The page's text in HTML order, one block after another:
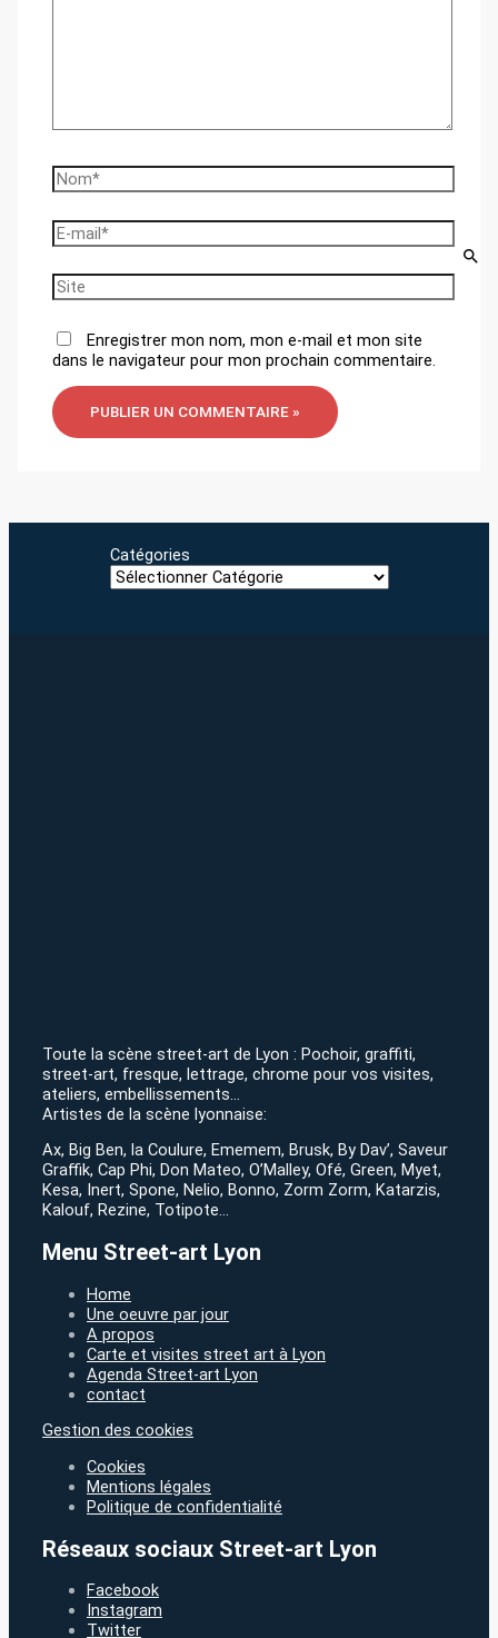
Nom*
E-
mail*
Site
Enregistrer mon nom, mon e-mail et mon site
dans le navigateur pour mon prochain commentaire.
Catégories
Toute la scène street-art de Lyon : Pochoir, graffiti,
street-art, fresque, lettrage, chrome pour vos visites,
ateliers, embellissements…
Artistes de la scène lyonnaise:
Ax, Big Ben, la Coulure, Ememem, Brusk, By Dav’, Saveur
Graffik, Cap Phi, Don Mateo, O’Malley, Ofé, Green, Myet,
Kesa, Inert, Spone, Nelio, Bonno, Zorm Zorm, Katarzis,
Kalouf, Rezine, Totipote…
Menu Street-art Lyon
Home
Une oeuvre par jour
A propos
Carte et visites street art à Lyon
Agenda Street-art Lyon
contact
Gestion des cookies
Cookies
Mentions légales
Politique de confidentialité
Réseaux sociaux Street-art Lyon
Facebook
Instagram
Twitter